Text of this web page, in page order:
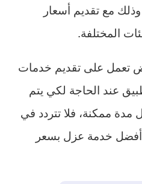
مع تقديم أسعار
المختلفة.
تعمل على تقديم خدمات
عند الحاجة لكي يتم
مدة ممكنة، فلا تتردد في
خدمة عزل بسعر